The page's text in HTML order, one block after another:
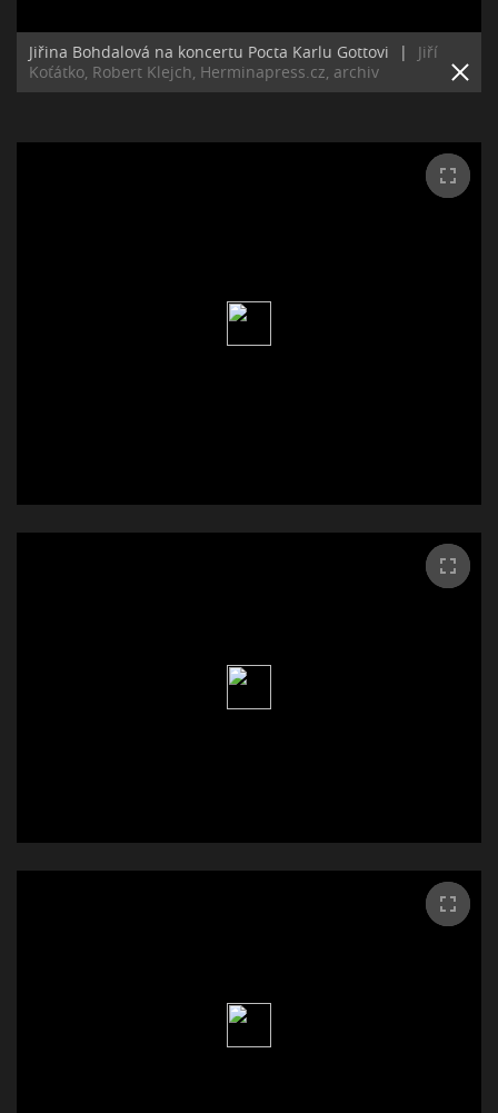
Jiřina Bohdalová na koncertu Pocta Karlu Gottovi |
Jiří
Koťátko, Robert Klejch, Herminapress.cz, archiv